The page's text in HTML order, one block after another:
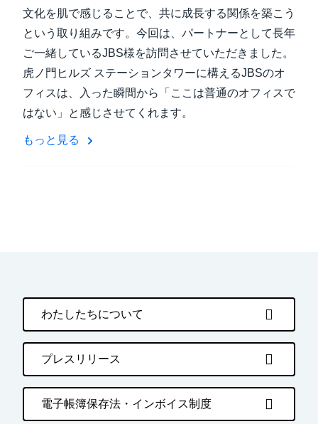
文化を肌で感じることで、共に成長する関係を築こう
という取り組みです。今回は、パートナーとして長年
ご一緒しているJBS様を訪問させていただきました。
虎ノ門ヒルズ ステーションタワーに構えるJBSのオ
フィスは、入った瞬間から「ここは普通のオフィスで
はない」と感じさせてくれます。
もっと見る
わたしたちについて
プレスリリース
電子帳簿保存法・インボイス制度